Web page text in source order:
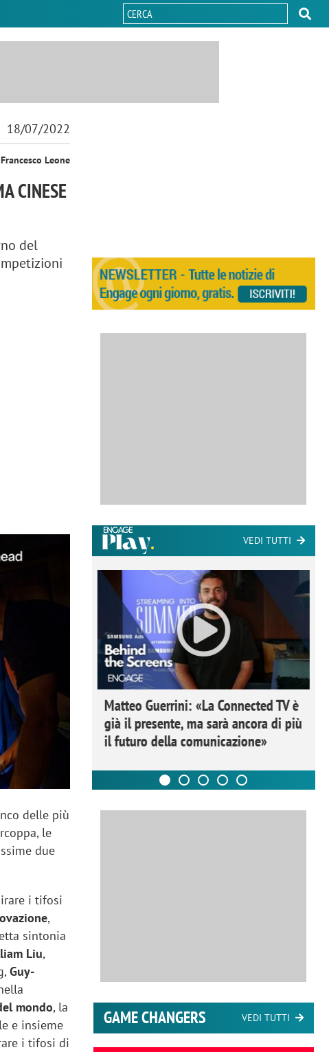
18/07/2022
Leone
CINESE
del
delle più
le
due
i tifosi
,
sintonia
Liu,
Guy-
mondo, la
e insieme
i tifosi di
VEDI TUTTI
la
lo
Matteo Guerrini: «La Connected TV è
già il presente, ma sarà ancora di più
il futuro della comunicazione»
GAME CHANGERS VEDI TUTTI